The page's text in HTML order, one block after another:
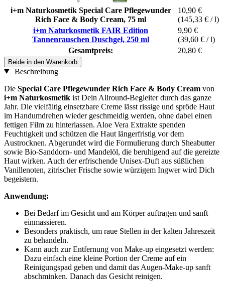
i+m Naturkosmetik Special Care Pflegewunder
Rich Face & Body Cream, 75 ml
10,90 €
(145,33 € / l)
i+m Naturkosmetik FAIR Edition
Tannenrauschen Duschgel, 250 ml
9,90 €
(39,60 € / l)
Gesamtpreis:
20,80 €
Beide in den Warenkorb
Beschreibung
Die Special Care Pflegewunder Rich Face & Body Cream von
i+m Naturkosmetik ist Dein Allround-Begleiter durch das ganze
Jahr. Die vielfältig einsetzbare Creme lässt rissige und spröde Haut
im Handumdrehen wieder geschmeidig werden, ohne dabei einen
fettigen Film zu hinterlassen. Aloe Vera Extrakte spenden
Feuchtigkeit und schützen die Haut längerfristig vor dem
Austrocknen. Abgerundet wird die Formulierung durch Sheabutter
sowie Bio-Sanddorn- und Mandelöl, die beruhigend auf die gereizte
Haut wirken. Auch der erfrischende Unisex-Duft aus süßlichen
Vanillenoten, zitrischer Frische sowie würzigem Ingwer wird Dich
begeistern.
Anwendung:
Bei Bedarf im Gesicht und am Körper auftragen und sanft
einmassieren.
Besonders praktisch, um raue Stellen in der kalten Jahreszeit
zu behandeln.
Kann auch zur Entfernung von Make-up eingesetzt werden:
Dazu einfach eine kleine Portion der Creme auf ein
Reinigungspad geben und damit das Augen-Make-up sanft
abschminken. Danach das Gesicht reinigen.